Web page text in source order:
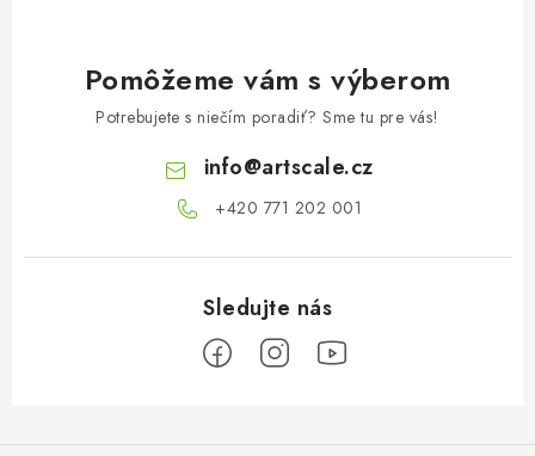
Pomôžeme vám s výberom
Potrebujete s niečím poradiť? Sme tu pre vás!
info@artscale.cz
+420 771 202 001​